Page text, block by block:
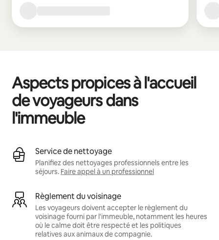
Aspects propices à l'accueil
de voyageurs dans
l'immeuble
Service de nettoyage
Planifiez des nettoyages professionnels entre les
séjours. Faire appel à un professionnel
Règlement du voisinage
Les voyageurs doivent accepter le règlement du
voisinage fourni par l'immeuble, notamment les heures
où le calme doit être respecté et les politiques
relatives aux animaux de compagnie.